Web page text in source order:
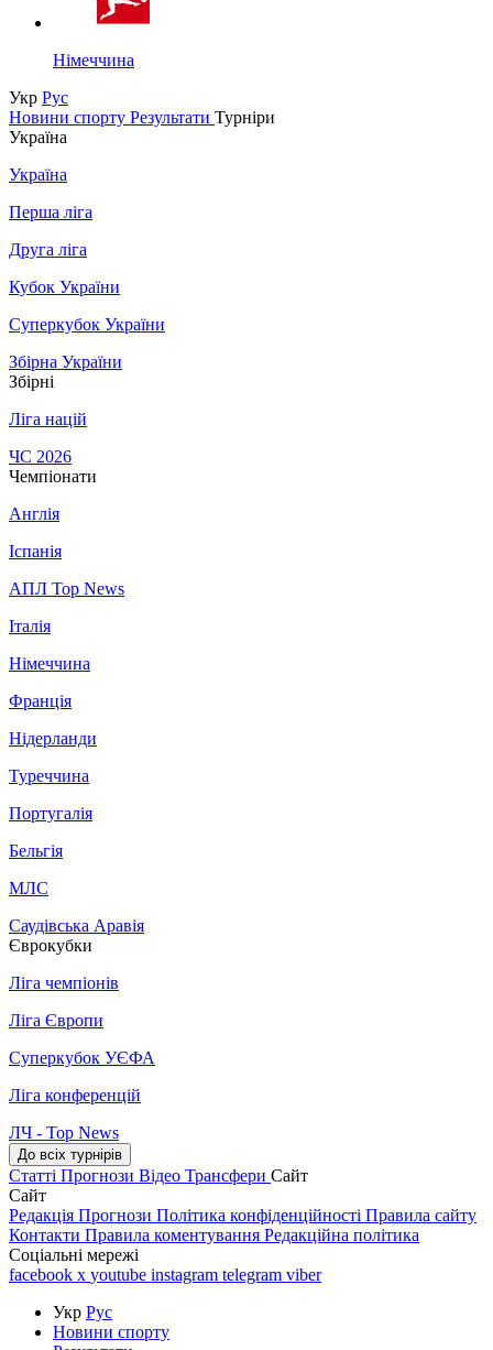
Німеччина
Укр Рус
Новини спорту Результати Турніри
Україна
Україна
Перша ліга
Друга ліга
Кубок України
Суперкубок України
Збірна України
Збірні
Ліга націй
ЧС 2026
Чемпіонати
Англія
Іспанія
АПЛ Top News
Італія
Німеччина
Франція
Нідерланди
Туреччина
Португалія
Бельгія
МЛС
Саудівська Аравія
Єврокубки
Ліга чемпіонів
Ліга Європи
Суперкубок УЄФА
Ліга конференцій
ЛЧ - Top News
До всіх турнірів
Статті Прогнози Відео Трансфери Сайт
Сайт
Редакція Прогнози Політика конфіденційності Правила сайту
Контакти Правила коментування Редакційна політика
Соціальні мережі
facebook x youtube instagram telegram viber
Укр Рус
Новини спорту